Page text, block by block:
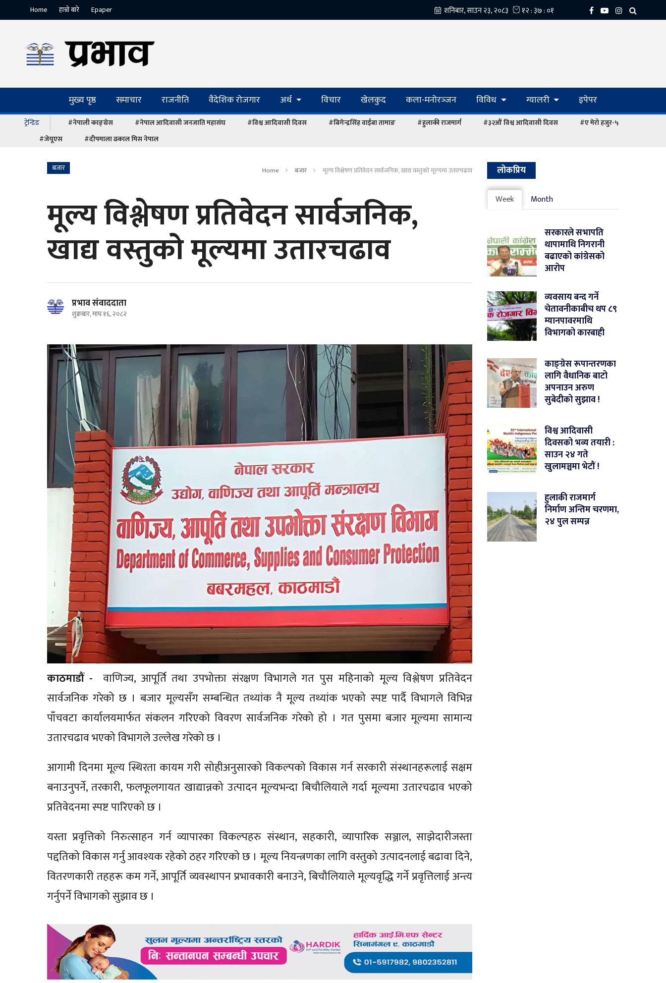
Home हाम्रो बारे Epaper
मुख्य पृष्ठ समाचार राजनीति वैदेशिक रोजगार अर्थ विचार खेलकुद कला-मनोरञ्‍जन विविध ग्यालरी इपेपर
ट्रेन्डिङ #नेपाली काङ्ग्रेस #नेपाल आदिवासी जनजाति महासंघ #विश्व आदिवासी दिवस #बिगेन्द्रसिंह वाईबा तामाङ #हुलाकी राजमार्ग #३२औं विश्व आदिवासी दिवस
#ए मेरो हजुर-५
#जेयूएस
#दीपमाला ढकाल मिस नेपाल
बजार Home बजार मूल्य विश्लेषण प्रतिवेदन सार्वजनिक, खाद्य वस्तुको मूल्यमा उतारचढाव
मूल्य विश्लेषण प्रतिवेदन सार्वजनिक,
खाद्य वस्तुको मूल्यमा उतारचढाव
प्रभाव संवाददाता
शुक्रबार, माघ १६, २०८२
काठमाडौं - वाणिज्य, आपूर्ति तथा उपभोक्ता संरक्षण विभागले गत पुस महिनाको मूल्य विश्लेषण प्रतिवेदन
सार्वजनिक गरेको छ । बजार मूल्यसँग सम्बन्धित तथ्यांक नै मूल्य तथ्यांक भएको स्पष्ट पार्दै विभागले विभिन्न
पाँचवटा कार्यालयमार्फत संकलन गरिएको विवरण सार्वजनिक गरेको हो । गत पुसमा बजार मूल्यमा सामान्य
उतारचढाव भएको विभागले उल्लेख गरेको छ ।
आगामी दिनमा मूल्य स्थिरता कायम गरी सोहीअनुसारको विकल्पको विकास गर्न सरकारी संस्थानहरूलाई सक्षम
बनाउनुपर्ने, तरकारी, फलफूलगायत खाद्यान्नको उत्पादन मूल्यभन्दा बिचौलियाले गर्दा मूल्यमा उतारचढाव भएको
प्रतिवेदनमा स्पष्ट पारिएको छ ।
यस्ता प्रवृत्तिको निरुत्साहन गर्न व्यापारका विकल्पहरु संस्थान, सहकारी, व्यापारिक सञ्जाल, साझेदारीजस्ता
पद्दतिको विकास गर्नु आवश्यक रहेको ठहर गरिएको छ । मूल्य नियन्त्रणका लागि वस्तुको उत्पादनलाई बढावा दिने,
वितरणकारी तहहरू कम गर्ने, आपूर्ति व्यवस्थापन प्रभावकारी बनाउने, बिचौलियाले मूल्यवृद्धि गर्ने प्रवृत्तिलाई अन्त्य
गर्नुपर्ने विभागको सुझाव छ ।
लोकप्रिय
Week Month
सरकारले सभापति
थापामाथि निगरानी
बढाएको कांग्रेसको
आरोप
व्यवसाय बन्द गर्ने
चेतावनीकाबीच थप ८९
म्यानपावरमाथि
विभागको कारबाही
काङ्ग्रेस रूपान्तरणका
लागि वैधानिक बाटो
अपनाउन अरुण
सुबेदीको सुझाव !
विश्व आदिवासी
दिवसको भव्य तयारी :
साउन २४ गते
खुलामञ्चमा भेटौं !
हुलाकी राजमार्ग
निर्माण अन्तिम चरणमा,
२४ पुल सम्पन्न